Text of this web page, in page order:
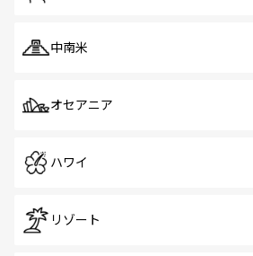
中南米
オセアニア
ハワイ
リゾート